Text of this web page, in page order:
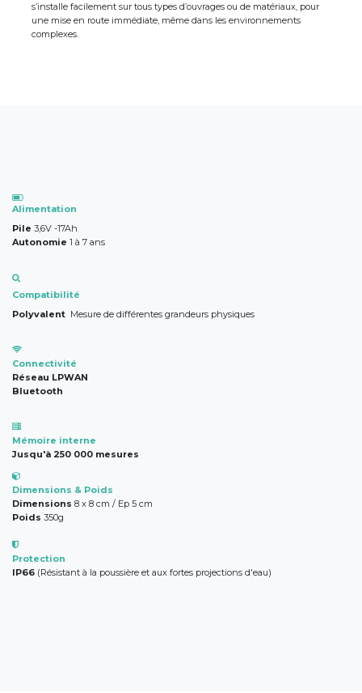
s’installe facilement sur tous types d’ouvrages ou de matériaux, pour
une mise en route immédiate, même dans les environnements
complexes.
​Alimentation
Pile 3,6V -17Ah
Autonomie 1 à 7 ans
Compatibilité
Polyvalent Mesure de différentes grandeurs physiques
Connectivité
Réseau LPWAN
Bluetooth
Mémoire interne
Jusqu'à 250 000 mesures
Dimensions & Poids
Dimensions 8 x 8 cm / Ep 5 cm
Poids 350g
Protection
IP66 (Résistant à la poussière et aux fortes projections d'eau)